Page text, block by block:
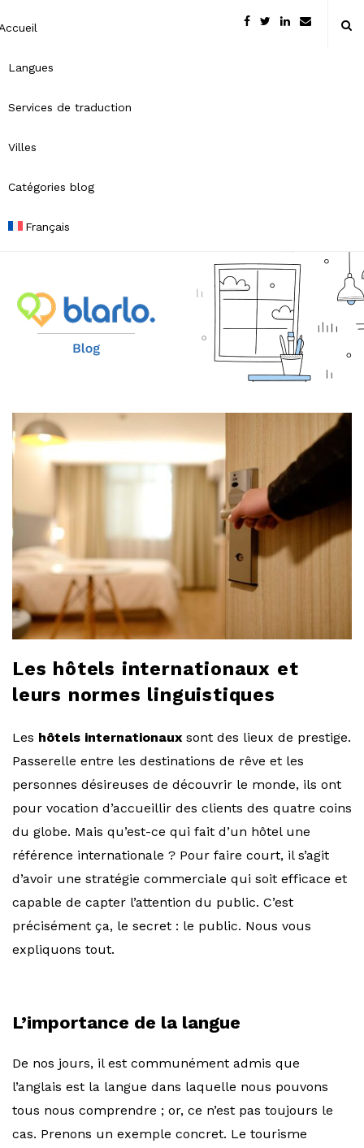
Langues
Services de traduction
Villes
Catégories blog
Français
B
r
l
o
b
l
o
g
Les hôtels internationaux et
leurs normes linguistiques
Les hôtels internationaux sont des lieux de prestige.
Passerelle entre les destinations de rêve et les
personnes désireuses de découvrir le monde, ils ont
pour vocation d’accueillir des clients des quatre coins
du globe. Mais qu’est-ce qui fait d’un hôtel une
référence internationale ? Pour faire court, il s’agit
d’avoir une stratégie commerciale qui soit efficace et
capable de capter l’attention du public. C’est
précisément ça, le secret : le public. Nous vous
expliquons tout.
L’importance de la langue
De nos jours, il est communément admis que
l’anglais est la langue dans laquelle nous pouvons
tous nous comprendre ; or, ce n’est pas toujours le
cas. Prenons un exemple concret. Le tourisme